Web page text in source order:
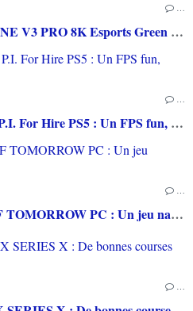
[TEST] RAZER WOLVERINE V3 PRO 8K Esports Green Edition PC : Une excellente manette même pour les joueurs les plus exigeants
[TEST ECLAIR] MOUSE: P.I. For Hire PS5 : Un FPS fun, exigeant et cartoonesque
[TEST ECLAIR] TIDES OF TOMORROW PC : Un jeu narratif fun et connecté